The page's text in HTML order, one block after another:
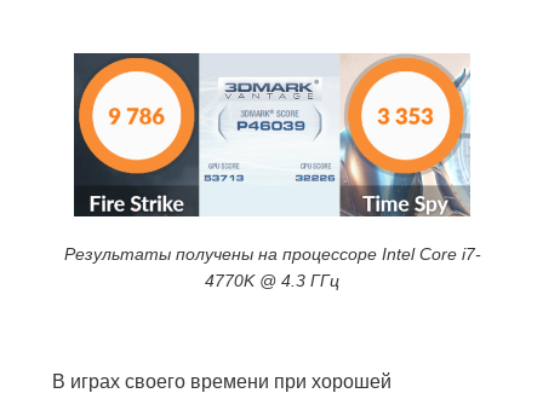
Результаты получены на процессоре Intel Core i7-
4770K @ 4.3 ГГц
В играх своего времени при хорошей